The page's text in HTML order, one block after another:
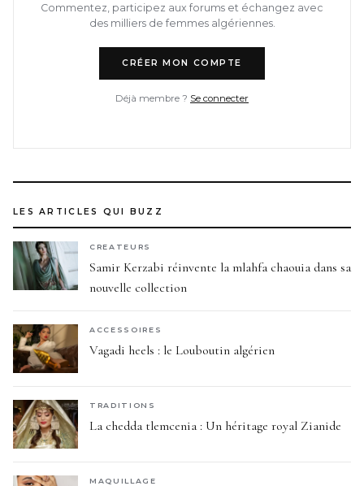
Commentez, participez aux forums et échangez avec
des milliers de femmes algériennes.
CRÉER MON COMPTE
Déjà membre ? Se connecter
LES ARTICLES QUI BUZZ
CREATEURS
Samir Kerzabi réinvente la mlahfa chaouia dans sa
nouvelle collection
ACCESSOIRES
Vagadi heels : le Louboutin algérien
TRADITIONS
La chedda tlemcenia : Un héritage royal Zianide
MAQUILLAGE